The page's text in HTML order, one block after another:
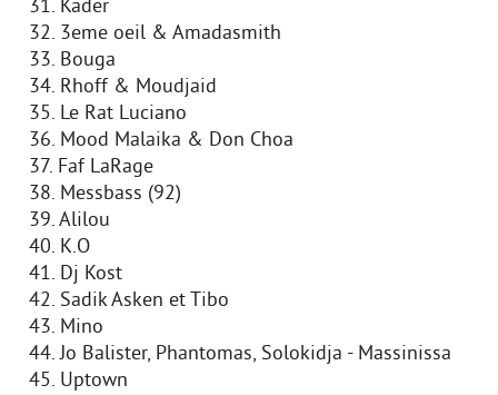
31. Kader
32. 3eme oeil & Amadasmith
33. Bouga
34. Rhoff & Moudjaid
35. Le Rat Luciano
36. Mood Malaika & Don Choa
37. Faf LaRage
38. Messbass (92)
39. Alilou
40. K.O
41. Dj Kost
42. Sadik Asken et Tibo
43. Mino
44. Jo Balister, Phantomas, Solokidja - Massinissa
45. Uptown